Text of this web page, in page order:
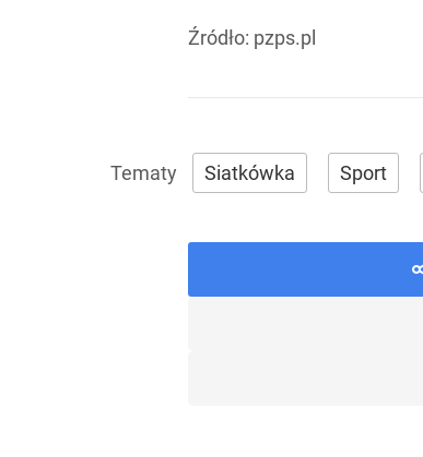
Źródło: pzps.pl
Siatkówka Sport